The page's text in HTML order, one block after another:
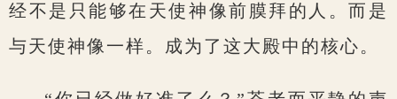
经不是只能够在天使神像前膜拜的人。而是
与天使神像一样。成为了这大殿中的核心。